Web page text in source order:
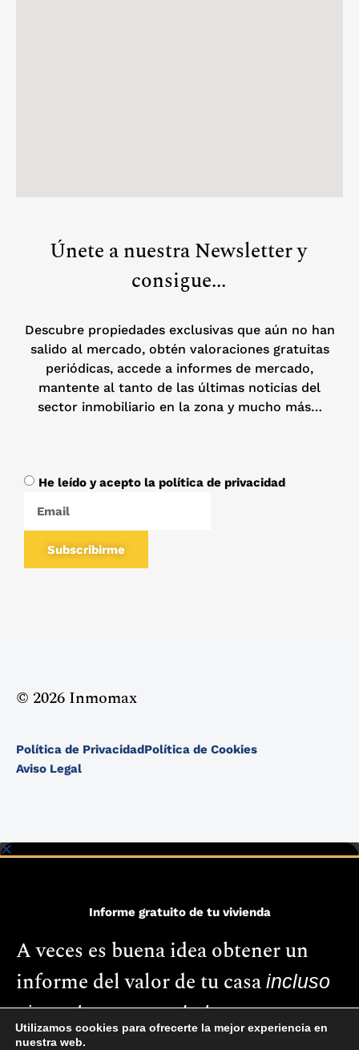
Únete a nuestra Newsletter y
consigue...
Descubre propiedades exclusivas que aún no han
salido al mercado, obtén valoraciones gratuitas
periódicas, accede a informes de mercado,
mantente al tanto de las últimas noticias del
sector inmobiliario en la zona y mucho más…
He leído y acepto la política de privacidad
Subscribirme
© 2026 Inmomax
Política de PrivacidadPolítica de Cookies
Aviso Legal
Utilizamos cookies para ofrecerte la mejor experiencia en
nuestra web.
Informe gratuito de tu vivienda
A veces es buena idea obtener un
informe del valor de tu casa incluso
si no planeas venderla.